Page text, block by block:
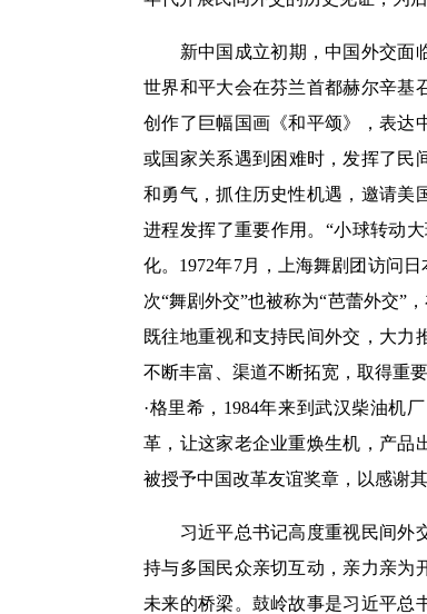
新中国成立初期，中国外交面临
世界和平大会在芬兰首都赫尔辛基
创作了巨幅国画《和平颂》，表达
或国家关系遇到困难时，发挥了民
和勇气，抓住历史性机遇，邀请美
进程发挥了重要作用。“小球转动
化。1972年7月，上海舞剧团访问
次“舞剧外交”也被称为“芭蕾外交”
既往地重视和支持民间外交，大力
不断丰富、渠道不断拓宽，取得重
·格里希，1984年来到武汉柴油机
革，让这家老企业重焕生机，产品
被授予中国改革友谊奖章，以感谢
习近平总书记高度重视民间外交
持与多国民众亲切互动，亲力亲为
未来的桥梁。鼓岭故事是习近平总